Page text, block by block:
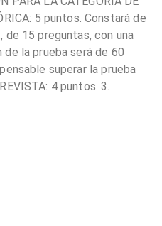
5 puntos. Constará de
15 preguntas, con una
la prueba será de 60
superar la prueba
4 puntos. 3.